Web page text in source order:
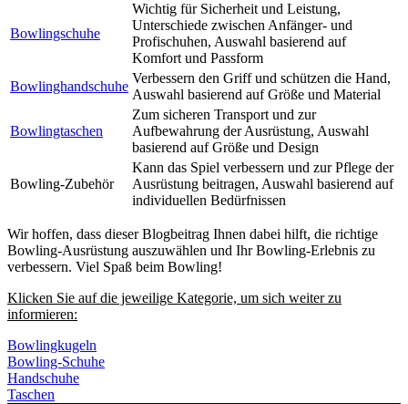
Bowlingschuhe
Wichtig für Sicherheit und Leistung,
Unterschiede zwischen Anfänger- und
Profischuhen, Auswahl basierend auf
Komfort und Passform
Bowlinghandschuhe
Verbessern den Griff und schützen die Hand,
Auswahl basierend auf Größe und Material
Bowlingtaschen
Zum sicheren Transport und zur
Aufbewahrung der Ausrüstung, Auswahl
basierend auf Größe und Design
Bowling-Zubehör
Kann das Spiel verbessern und zur Pflege der
Ausrüstung beitragen, Auswahl basierend auf
individuellen Bedürfnissen
Wir hoffen, dass dieser Blogbeitrag Ihnen dabei hilft, die richtige
Bowling-Ausrüstung auszuwählen und Ihr Bowling-Erlebnis zu
verbessern. Viel Spaß beim Bowling!
Klicken Sie auf die jeweilige Kategorie, um sich weiter zu
informieren:
Bowlingkugeln
Bowling-Schuhe
Handschuhe
Taschen